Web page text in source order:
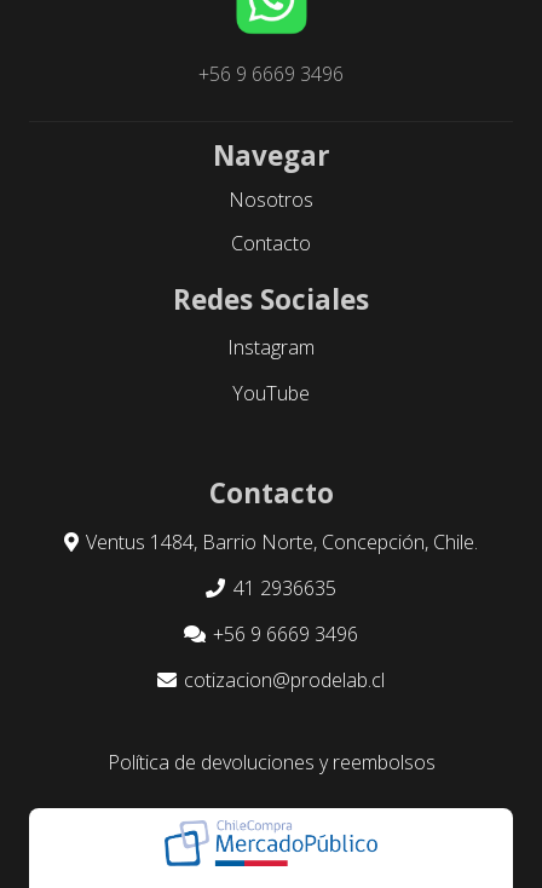
+56 9 6669 3496
Navegar
Nosotros
Contacto
Redes Sociales
Instagram
YouTube
Contacto
Ventus 1484, Barrio Norte, Concepción, Chile.
41 2936635
+56 9 6669 3496
cotizacion@prodelab.cl
Política de devoluciones y reembolsos